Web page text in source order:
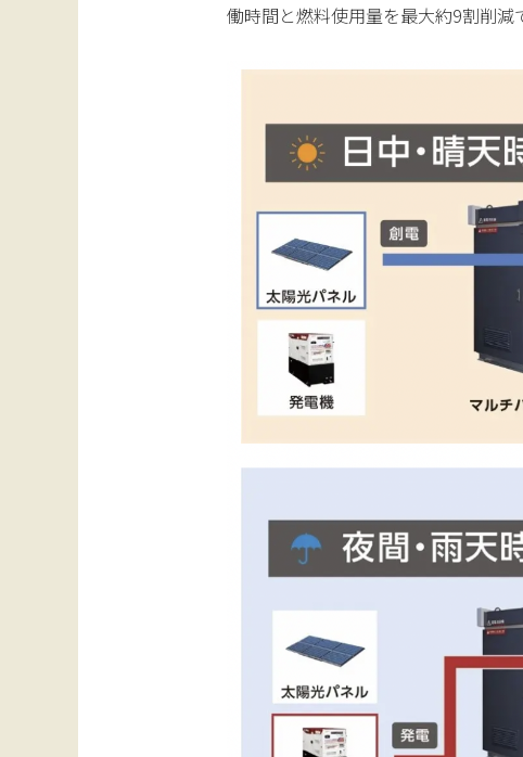
働時間と燃料使用量を最大約9割削減